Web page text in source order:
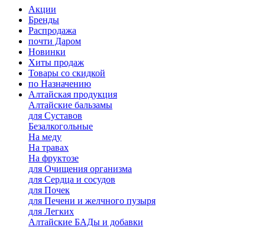
Акции
Бренды
Распродажа
почти Даром
Новинки
Хиты продаж
Товары со скидкой
по Назначению
Алтайская продукция
Алтайские бальзамы
для Суставов
Безалкогольные
На меду
На травах
На фруктозе
для Очищения организма
для Сердца и сосудов
для Почек
для Печени и желчного пузыря
для Легких
Алтайские БАДы и добавки